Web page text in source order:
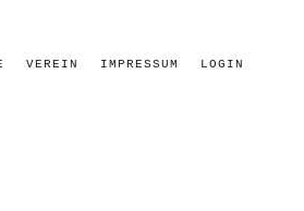
VEREIN IMPRESSUM LOGIN